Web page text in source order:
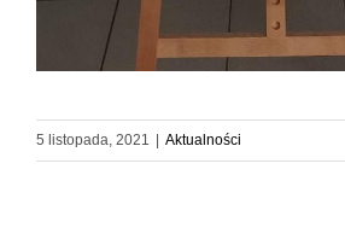
5 listopada, 2021 Aktualności